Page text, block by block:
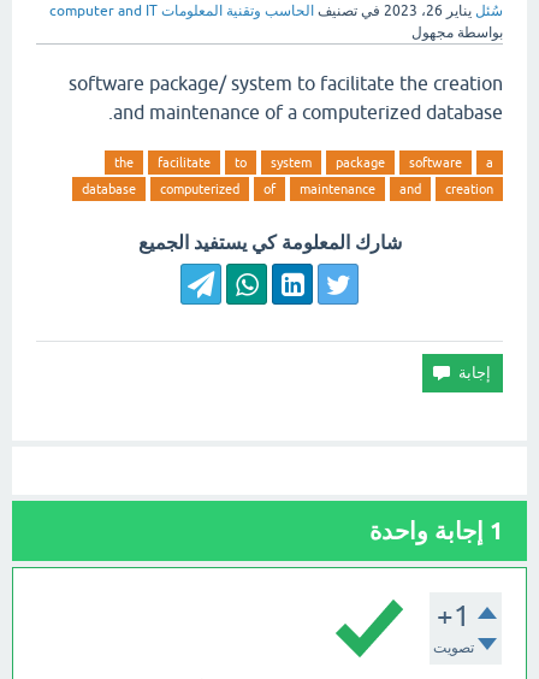
سُئل يناير 26، 2023 في تصنيف الحاسب وتقنية المعلومات computer and IT
بواسطة مجهول
software package/ system to facilitate the creation
and maintenance of a computerized database.
a
software
package
system
to
facilitate
the
creation
and
maintenance
of
computerized
database
شارك المعلومة كي يستفيد الجميع
1 إجابة واحدة
+1
تصويت